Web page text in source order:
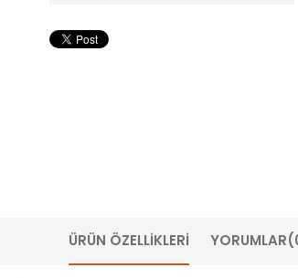
ÜRÜN ÖZELLIKLERI YORUMLAR